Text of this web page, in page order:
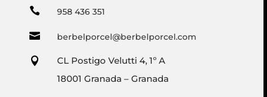
 958 436 351
 berbelporcel@berbelporcel.com

CL Postigo Velutti 4, 1º A
18001 Granada – Granada